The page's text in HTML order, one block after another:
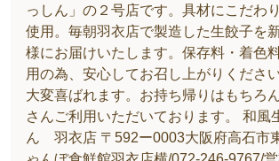
っしん」の２号店です。具材にこだわ
使用。毎朝羽衣店で製造した生餃子を
様にお届けいたします。保存料・着色
用の為、安心してお召し上がりくださ
大変喜ばれます。お持ち帰りはもちろ
さんご利用いただいております。 和風
ん 羽衣店 〒592ー0003大阪府高石市